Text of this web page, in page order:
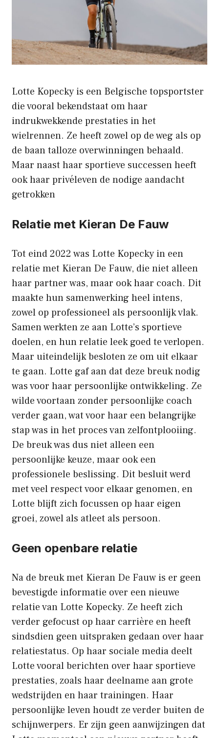
Lotte Kopecky is een Belgische topsportster
die vooral bekendstaat om haar
indrukwekkende prestaties in het
wielrennen. Ze heeft zowel op de weg als op
de baan talloze overwinningen behaald.
Maar naast haar sportieve successen heeft
ook haar privéleven de nodige aandacht
getrokken
Relatie met Kieran De Fauw
Tot eind 2022 was Lotte Kopecky in een
relatie met Kieran De Fauw, die niet alleen
haar partner was, maar ook haar coach. Dit
maakte hun samenwerking heel intens,
zowel op professioneel als persoonlijk vlak.
Samen werkten ze aan Lotte’s sportieve
doelen, en hun relatie leek goed te verlopen.
Maar uiteindelijk besloten ze om uit elkaar
te gaan. Lotte gaf aan dat deze breuk nodig
was voor haar persoonlijke ontwikkeling. Ze
wilde voortaan zonder persoonlijke coach
verder gaan, wat voor haar een belangrijke
stap was in het proces van zelfontplooiing.
De breuk was dus niet alleen een
persoonlijke keuze, maar ook een
professionele beslissing. Dit besluit werd
met veel respect voor elkaar genomen, en
Lotte blijft zich focussen op haar eigen
groei, zowel als atleet als persoon.
Geen openbare relatie
Na de breuk met Kieran De Fauw is er geen
bevestigde informatie over een nieuwe
relatie van Lotte Kopecky. Ze heeft zich
verder gefocust op haar carrière en heeft
sindsdien geen uitspraken gedaan over haar
relatiestatus. Op haar sociale media deelt
Lotte vooral berichten over haar sportieve
prestaties, zoals haar deelname aan grote
wedstrijden en haar trainingen. Haar
persoonlijke leven houdt ze verder buiten de
schijnwerpers. Er zijn geen aanwijzingen dat